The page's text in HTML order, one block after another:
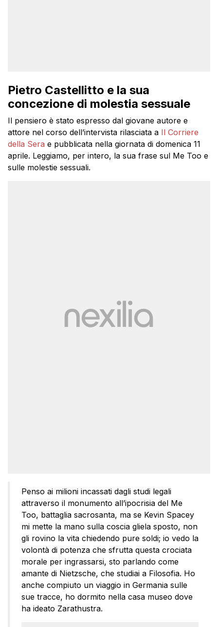
Pietro Castellitto e la sua
concezione di molestia sessuale
Il pensiero è stato espresso dal giovane autore e
attore nel corso dell’intervista rilasciata a Il Corriere
della Sera e pubblicata nella giornata di domenica 11
aprile. Leggiamo, per intero, la sua frase sul Me Too e
sulle molestie sessuali.
Penso ai milioni incassati dagli studi legali
attraverso il monumento all’ipocrisia del Me
Too, battaglia sacrosanta, ma se Kevin Spacey
mi mette la mano sulla coscia gliela sposto, non
gli rovino la vita chiedendo pure soldi; io vedo la
volontà di potenza che sfrutta questa crociata
morale per ingrassarsi, sto parlando come
amante di Nietzsche, che studiai a Filosofia. Ho
anche compiuto un viaggio in Germania sulle
sue tracce, ho dormito nella casa museo dove
ha ideato Zarathustra.